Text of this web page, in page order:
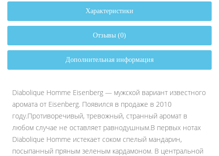
Характеристики
Отзывы (0)
Дополнительная информация
Diabolique Homme Eisenberg — мужской вариант известного
аромата от Eisenberg. Появился в продаже в 2010
году.Противоречивый, тревожный, странный аромат в
любом случае не оставляет равнодушным.В первых нотах
Diabolique Homme истекает соком спелый мандарин,
посыпанный пряным зеленым кардамоном. В центральной